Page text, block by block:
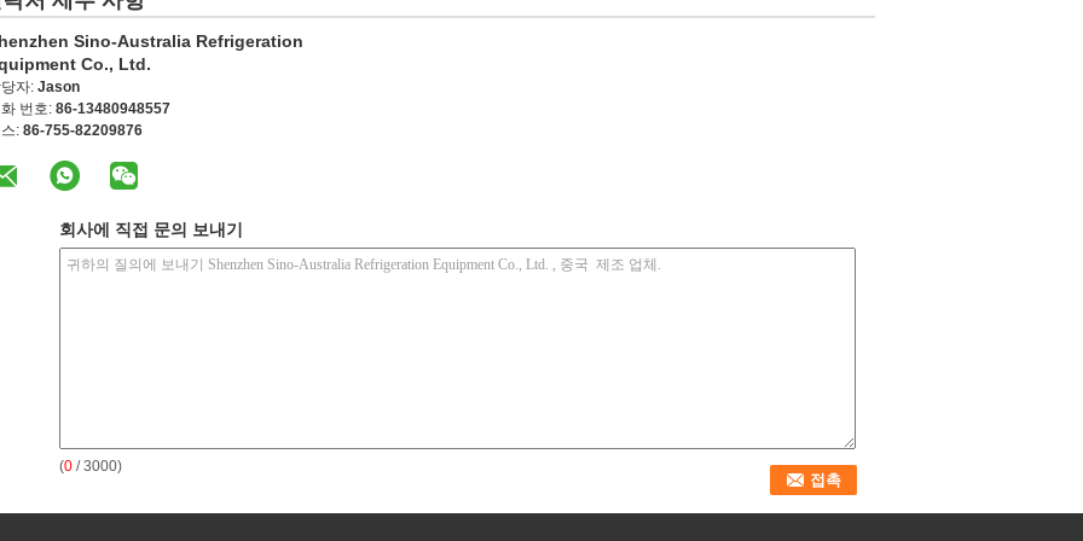
Sino-Australia Refrigeration
Co., Ltd.
자: Jason
번호: 86-13480948557
: 86-755-82209876
회사에 직접 문의 보내기
(0 / 3000)